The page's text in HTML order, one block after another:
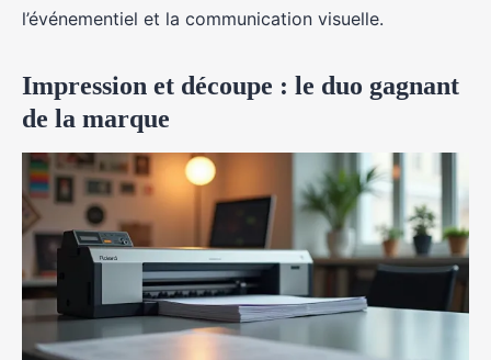
l’événementiel et la communication visuelle.
Impression et découpe : le duo gagnant
de la marque